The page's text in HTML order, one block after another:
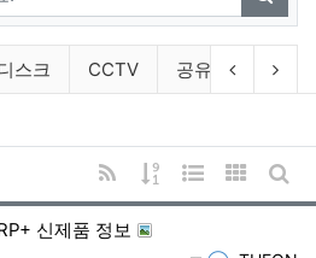
검색
록
스크 CCTV 공유기 악세
이전 분류
다
RSS
게시물 정렬
웹진 스타일
갤러리게
신제품 정보